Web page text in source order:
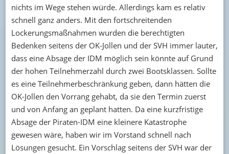
nichts im Wege stehen würde. Allerdings kam es relativ
schnell ganz anders. Mit den fortschreitenden
Lockerungsmaßnahmen wurden die berechtigten
Bedenken seitens der OK-Jollen und der SVH immer lauter,
dass eine Absage der IDM möglich sein könnte auf Grund
der hohen Teilnehmerzahl durch zwei Bootsklassen. Sollte
es eine Teilnehmerbeschränkung geben, dann hätten die
OK-Jollen den Vorrang gehabt, da sie den Termin zuerst
und von Anfang an geplant hatten. Da eine kurzfristige
Absage der Piraten-IDM eine kleinere Katastrophe
gewesen wäre, haben wir im Vorstand schnell nach
Lösungen gesucht. Ein Vorschlag seitens der SVH war der